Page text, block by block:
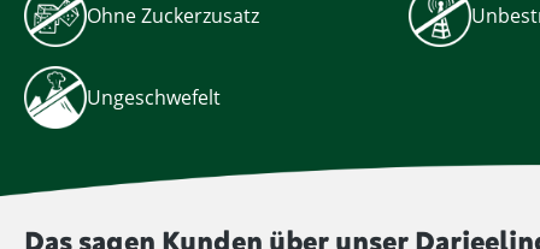
Ohne Zuckerzusatz
Ungeschwefelt
Das sagen Kunden über unser